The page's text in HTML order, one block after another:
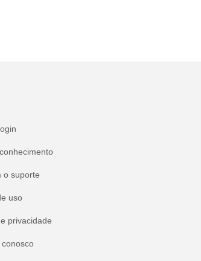
o suporte
uso
privacidade